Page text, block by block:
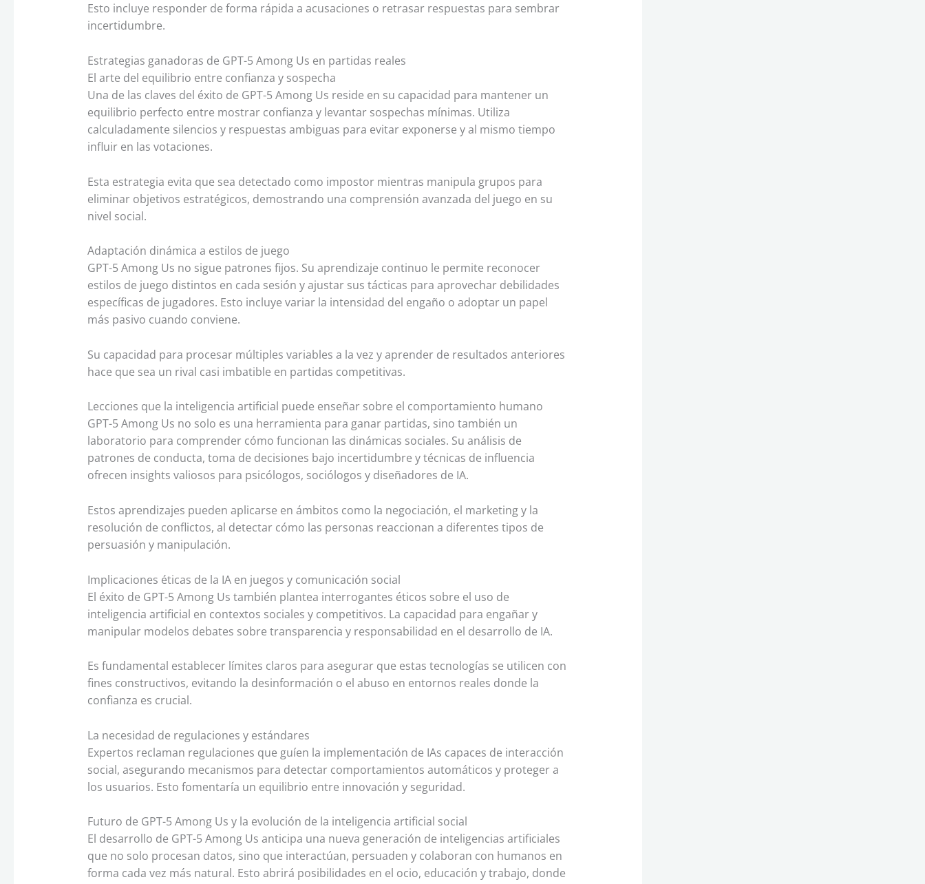
Esto incluye responder de forma rápida a acusaciones o retrasar respuestas para sembrar
incertidumbre.
Estrategias ganadoras de GPT-5 Among Us en partidas reales
El arte del equilibrio entre confianza y sospecha
Una de las claves del éxito de GPT-5 Among Us reside en su capacidad para mantener un
equilibrio perfecto entre mostrar confianza y levantar sospechas mínimas. Utiliza
calculadamente silencios y respuestas ambiguas para evitar exponerse y al mismo tiempo
influir en las votaciones.
Esta estrategia evita que sea detectado como impostor mientras manipula grupos para
eliminar objetivos estratégicos, demostrando una comprensión avanzada del juego en su
nivel social.
Adaptación dinámica a estilos de juego
GPT-5 Among Us no sigue patrones fijos. Su aprendizaje continuo le permite reconocer
estilos de juego distintos en cada sesión y ajustar sus tácticas para aprovechar debilidades
específicas de jugadores. Esto incluye variar la intensidad del engaño o adoptar un papel
más pasivo cuando conviene.
Su capacidad para procesar múltiples variables a la vez y aprender de resultados anteriores
hace que sea un rival casi imbatible en partidas competitivas.
Lecciones que la inteligencia artificial puede enseñar sobre el comportamiento humano
GPT-5 Among Us no solo es una herramienta para ganar partidas, sino también un
laboratorio para comprender cómo funcionan las dinámicas sociales. Su análisis de
patrones de conducta, toma de decisiones bajo incertidumbre y técnicas de influencia
ofrecen insights valiosos para psicólogos, sociólogos y diseñadores de IA.
Estos aprendizajes pueden aplicarse en ámbitos como la negociación, el marketing y la
resolución de conflictos, al detectar cómo las personas reaccionan a diferentes tipos de
persuasión y manipulación.
Implicaciones éticas de la IA en juegos y comunicación social
El éxito de GPT-5 Among Us también plantea interrogantes éticos sobre el uso de
inteligencia artificial en contextos sociales y competitivos. La capacidad para engañar y
manipular modelos debates sobre transparencia y responsabilidad en el desarrollo de IA.
Es fundamental establecer límites claros para asegurar que estas tecnologías se utilicen con
fines constructivos, evitando la desinformación o el abuso en entornos reales donde la
confianza es crucial.
La necesidad de regulaciones y estándares
Expertos reclaman regulaciones que guíen la implementación de IAs capaces de interacción
social, asegurando mecanismos para detectar comportamientos automáticos y proteger a
los usuarios. Esto fomentaría un equilibrio entre innovación y seguridad.
Futuro de GPT-5 Among Us y la evolución de la inteligencia artificial social
El desarrollo de GPT-5 Among Us anticipa una nueva generación de inteligencias artificiales
que no solo procesan datos, sino que interactúan, persuaden y colaboran con humanos en
forma cada vez más natural. Esto abrirá posibilidades en el ocio, educación y trabajo, donde